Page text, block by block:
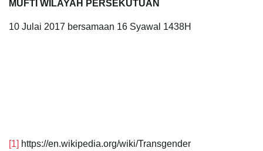
MUFTI WILAYAH PERSEKUTUAN
10 Julai 2017 bersamaan 16 Syawal 1438H
[1] https://en.wikipedia.org/wiki/Transgender